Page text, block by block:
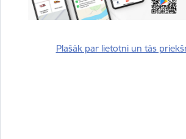
Plašāk par lietotni un tās
Sniegt atsauksmi